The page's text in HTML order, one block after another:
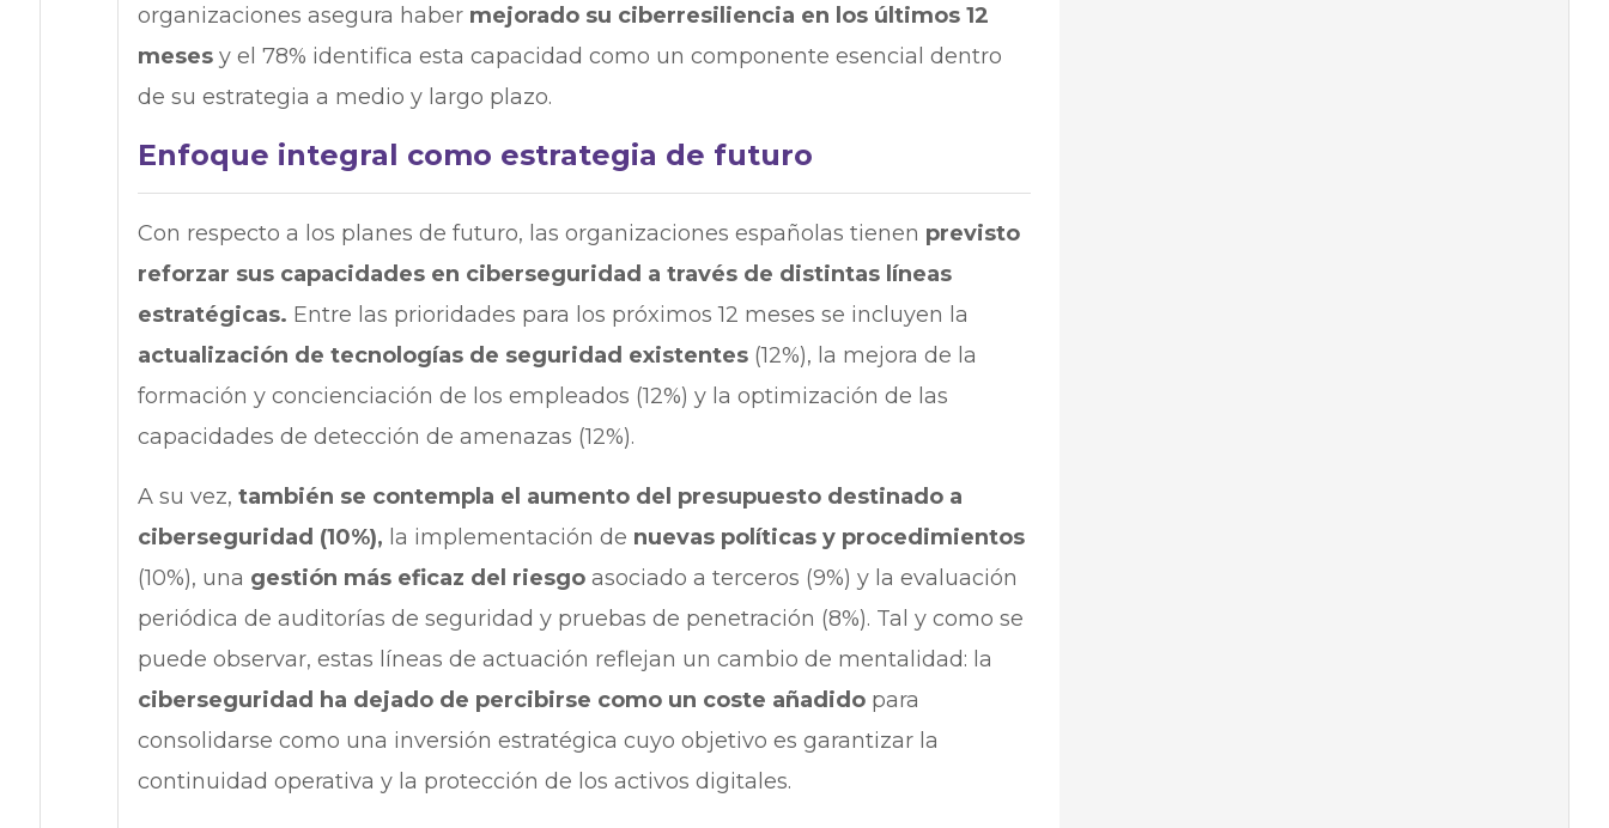
organizaciones asegura habermejorado su ciberresiliencia en los últimos 12
mesesy el 78% identifica esta capacidad como un componente esencial dentro
de su estrategia a medio y largo plazo.
Enfoque integral como estrategia de futuro
Con respecto a los planes de futuro, las organizaciones españolas tienen previsto
reforzar sus capacidades en ciberseguridad a través de distintas líneas
estratégicas. Entre las prioridades para los próximos 12 meses se incluyen la
actualización de tecnologías de seguridad existentes (12%), la mejora de la
formación y concienciación de los empleados (12%) y la optimización de las
capacidades de detección de amenazas (12%).
A su vez, también se contempla el aumento del presupuesto destinado a
ciberseguridad (10%), la implementación de nuevas políticas y procedimientos
(10%), una gestión más eficaz del riesgo asociado a terceros (9%) y la evaluación
periódica de auditorías de seguridad y pruebas de penetración (8%). Tal y como se
puede observar, estas líneas de actuación reflejan un cambio de mentalidad: la
ciberseguridad ha dejado de percibirse como un coste añadidopara
consolidarse como una inversión estratégica cuyo objetivo es garantizar la
continuidad operativa y la protección de los activos digitales.